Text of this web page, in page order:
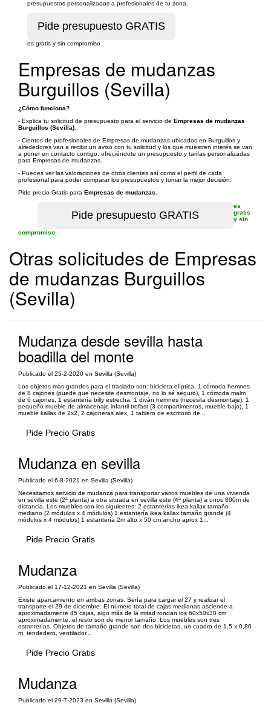
presupuestos personalizados a profesionales de tu zona.
es gratis y sin compromiso
Empresas de mudanzas
Burguillos (Sevilla)
¿Cómo funciona?
- Explica tu solicitud de presupuesto para el servicio de Empresas de mudanzas
Burguillos (Sevilla)
- Cientos de profesionales de Empresas de mudanzas ubicados en Burguillos y
alrededores van a recibir un aviso con tu solicitud y los que muestren interés se van
a poner en contacto contigo, ofreciéndote un presupuesto y tarifas personalizadas
para Empresas de mudanzas.
- Puedes ver las valoraciones de otros clientes así como el perfil de cada
profesional para poder comparar los presupuestos y tomar la mejor decisión.
Pide precio Gratis para Empresas de mudanzas
es
gratis
y sin
compromiso
Otras solicitudes de Empresas
de mudanzas Burguillos
(Sevilla)
Mudanza desde sevilla hasta
boadilla del monte
Publicado el 25-2-2020 en Sevilla (Sevilla)
Los objetos más grandes para el traslado son: bicicleta elíptica, 1 cómoda hemnes
de 8 cajones (puede que necesite desmontaje, no lo sé seguro), 1 cómoda malm
de 6 cajones, 1 estantería billy estrecha, 1 diván hemnes (necesita desmontaje), 1
pequeño mueble de almacenaje infantil trofast (3 compartimentos, mueble bajo), 1
mueble kallax de 2x2, 2 cajoneras alex, 1 tablero de escritorio de...
Pide Precio Gratis
Mudanza en sevilla
Publicado el 6-8-2021 en Sevilla (Sevilla)
Necesitamos servicio de mudanza para transportar varios muebles de una vivienda
en sevilla este (2ª planta) a otra situada en sevilla este (4ª planta) a unos 800m de
distancia. Los muebles son los siguientes: 2 estanterías ikea kallax tamaño
mediano (2 módulos x 4 módulos) 1 estantería ikea kallax tamaño grande (4
módulos x 4 módulos) 1 estantería 2m alto x 50 cm ancho aprox 1...
Pide Precio Gratis
Mudanza
Publicado el 17-12-2021 en Sevilla (Sevilla)
Existe aparcamiento en ambas zonas. Sería para cargar el 27 y realizar el
transporte el 29 de diciembre. El número total de cajas medianas asciende a
aproximadamente 45 cajas, algo más de la mitad rondan los 60x50x30 cm
aproximadamente, el resto son de menor tamaño. Los muebles son tres
estanterías. Objetos de tamaño grande son dos bicicletas, un cuadro de 1,5 x 0,80
m, tendedero, ventilador...
Pide Precio Gratis
Mudanza
Publicado el 29-7-2023 en Sevilla (Sevilla)